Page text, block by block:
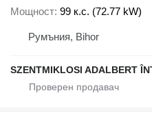
Мощност 99 к.с. (72.77 kW)
Румъния, Bihor